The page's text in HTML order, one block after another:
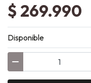
$ 269.990
Disponible